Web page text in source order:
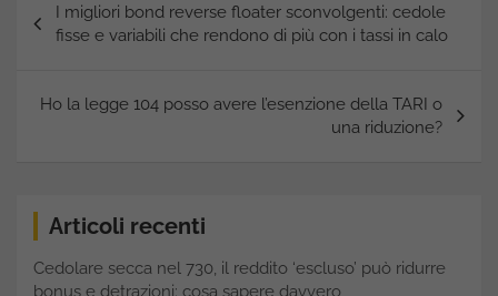
articoli
I migliori bond reverse floater sconvolgenti: cedole
fisse e variabili che rendono di più con i tassi in calo
Ho la legge 104 posso avere l’esenzione della TARI o
una riduzione?
Articoli recenti
Cedolare secca nel 730, il reddito ‘escluso’ può ridurre
bonus e detrazioni: cosa sapere davvero